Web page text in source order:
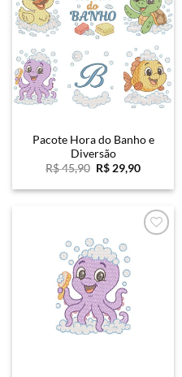
Pacote Hora do Banho e
Diversão
R$45,90 O
original
R$29,90O
atual
R$ 29,90.
Favoritar